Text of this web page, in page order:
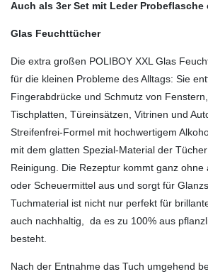
Auch als 3er Set mit Leder Probeflasche
Glas Feuchttücher
Die extra großen POLIBOY XXL Glas
für die kleinen Probleme des Alltags: Sie
Fingerabdrücke und Schmutz von Fenstern,
Tischplatten, Türeinsätzen, Vitrinen und
Streifenfrei-Formel mit hochwertigem
mit dem glatten Spezial-Material der
Reinigung. Die Rezeptur kommt ganz ohne
oder Scheuermittel aus und sorgt für
Tuchmaterial ist nicht nur perfekt für
auch nachhaltig, da es zu 100% aus
besteht.
Nach der Entnahme das Tuch umgehend